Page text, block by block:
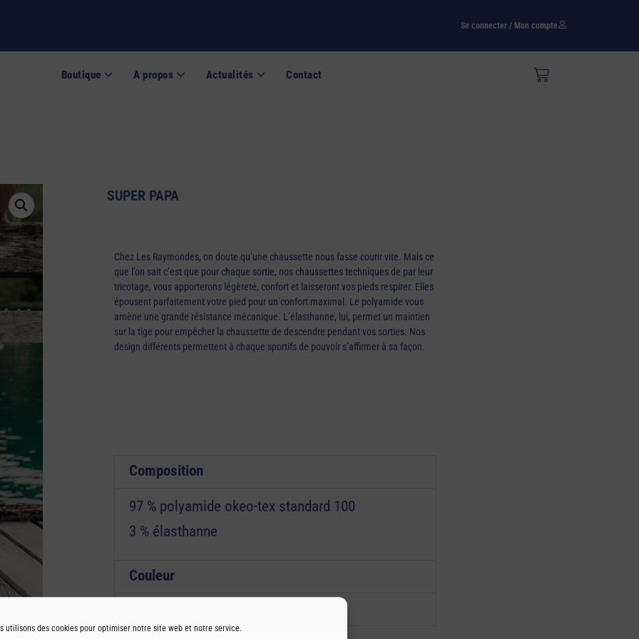
utilisons des cookies pour optimiser notre site web et notre service.
Se connecter / Mon compte
Boutique A propos Actualités Contact
SUPER PAPA
Chez Les Raymondes, on doute qu’une chaussette nous fasse courir vite. Mais ce
que l’on sait c’est que pour chaque sortie, nos chaussettes techniques de par leur
tricotage, vous apporterons légèreté, confort et laisseront vos pieds respirer. Elles
épousent parfaitement votre pied pour un confort maximal. Le polyamide vous
amène une grande résistance mécanique. L’élasthanne, lui, permet un maintien
sur la tige pour empêcher la chaussette de descendre pendant vos sorties. Nos
design différents permettent à chaque sportifs de pouvoir s’affirmer à sa façon.
Composition
97 % polyamide okeo-tex standard 100
3 % élasthanne
Couleur